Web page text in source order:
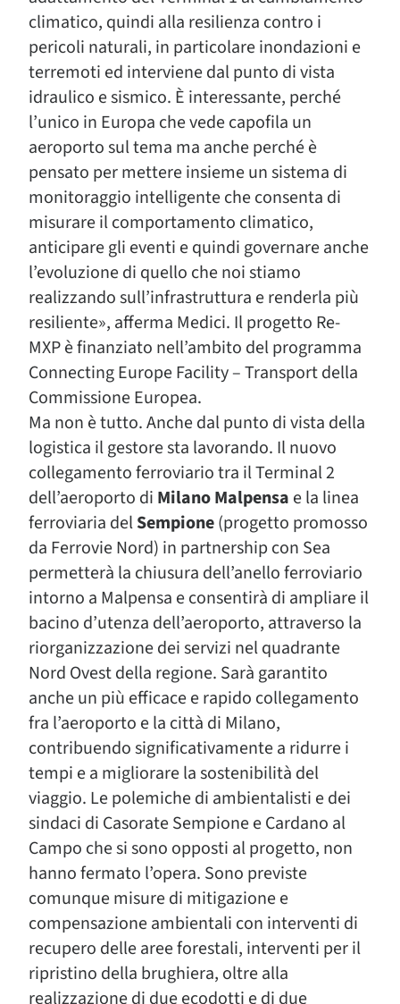
climatico, quindi alla resilienza contro i
pericoli naturali, in particolare inondazioni e
terremoti ed interviene dal punto di vista
idraulico e sismico. È interessante, perché
l’unico in Europa che vede capofila un
aeroporto sul tema ma anche perché è
pensato per mettere insieme un sistema di
monitoraggio intelligente che consenta di
misurare il comportamento climatico,
anticipare gli eventi e quindi governare anche
l’evoluzione di quello che noi stiamo
realizzando sull’infrastruttura e renderla più
resiliente», afferma Medici. Il progetto Re-
MXP è finanziato nell’ambito del programma
Connecting Europe Facility – Transport della
Commissione Europea.
Ma non è tutto. Anche dal punto di vista della
logistica il gestore sta lavorando. Il nuovo
collegamento ferroviario tra il Terminal 2
dell’aeroporto di Milano Malpensa e la linea
ferroviaria delSempione(progetto promosso
da Ferrovie Nord) in partnership con Sea
permetterà la chiusura dell’anello ferroviario
intorno a Malpensa e consentirà di ampliare il
bacino d’utenza dell’aeroporto, attraverso la
riorganizzazione dei servizi nel quadrante
Nord Ovest della regione. Sarà garantito
anche un più efficace e rapido collegamento
fra l’aeroporto e la città di Milano,
contribuendo significativamente a ridurre i
tempi e a migliorare la sostenibilità del
viaggio. Le polemiche di ambientalisti e dei
sindaci di Casorate Sempione e Cardano al
Campo che si sono opposti al progetto, non
hanno fermato l’opera. Sono previste
comunque misure di mitigazione e
compensazione ambientali con interventi di
recupero delle aree forestali, interventi per il
ripristino della brughiera, oltre alla
realizzazione di due ecodotti e di due